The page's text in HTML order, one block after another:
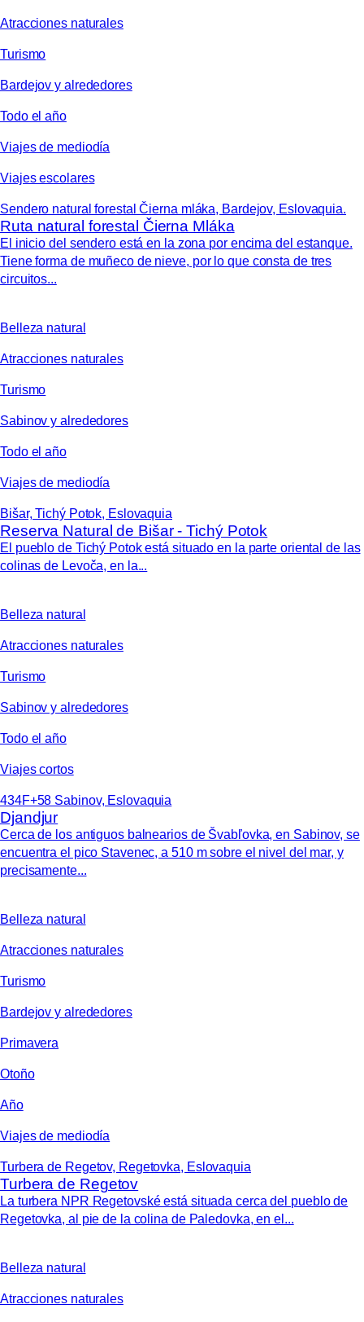
Atracciones naturales
Turismo
Bardejov y alrededores
Todo el año
Viajes de mediodía
Viajes escolares
Sendero natural forestal Čierna mláka, Bardejov, Eslovaquia.
Ruta natural forestal Čierna Mláka
El inicio del sendero está en la zona por encima del estanque.
Tiene forma de muñeco de nieve, por lo que consta de tres
circuitos...
Belleza natural
Atracciones naturales
Turismo
Sabinov y alrededores
Todo el año
Viajes de mediodía
Bišar, Tichý Potok, Eslovaquia
Reserva Natural de Bišar - Tichý Potok
El pueblo de Tichý Potok está situado en la parte oriental de las
colinas de Levoča, en la...
Belleza natural
Atracciones naturales
Turismo
Sabinov y alrededores
Todo el año
Viajes cortos
434F+58 Sabinov, Eslovaquia
Djandjur
Cerca de los antiguos balnearios de Švabľovka, en Sabinov, se
encuentra el pico Stavenec, a 510 m sobre el nivel del mar, y
precisamente...
Belleza natural
Atracciones naturales
Turismo
Bardejov y alrededores
Primavera
Otoño
Año
Viajes de mediodía
Turbera de Regetov, Regetovka, Eslovaquia
Turbera de Regetov
La turbera NPR Regetovské está situada cerca del pueblo de
Regetovka, al pie de la colina de Paledovka, en el...
Belleza natural
Atracciones naturales